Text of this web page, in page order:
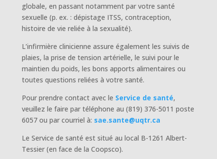
globale, en passant notamment par votre santé
sexuelle (p. ex. : dépistage ITSS, contraception,
histoire de vie reliée à la sexualité).
L’infirmière clinicienne assure également les suivis de
plaies, la prise de tension artérielle, le suivi pour le
maintien du poids, les bons apports alimentaires ou
toutes questions reliées à votre santé.
Pour prendre contact avec le Service de santé,
veuillez le faire par téléphone au (819) 376-5011 poste
6057 ou par courriel à: sae.sante@uqtr.ca
Le Service de santé est situé au local B-1261 Albert-
Tessier (en face de la Coopsco).